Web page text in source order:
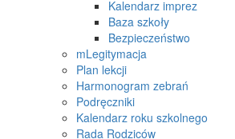
Kalendarz imprez
Baza szkoły
Bezpieczeństwo
mLegitymacja
Plan lekcji
Harmonogram zebrań
Podręczniki
Kalendarz roku szkolnego
Rada Rodziców